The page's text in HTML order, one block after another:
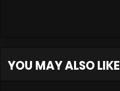
YOU MAY ALSO LIKE